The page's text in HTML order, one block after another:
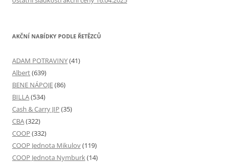
AKČNÍ NABÍDKY PODLE ŘETĚZCŮ
ADAM POTRAVINY(41)
Albert(639)
BENE NÁPOJE(86)
BILLA(534)
Cash & Carry JIP (35)
CBA(322)
COOP (332)
COOP Jednota Mikulov(119)
COOP Jednota Nymburk(14)